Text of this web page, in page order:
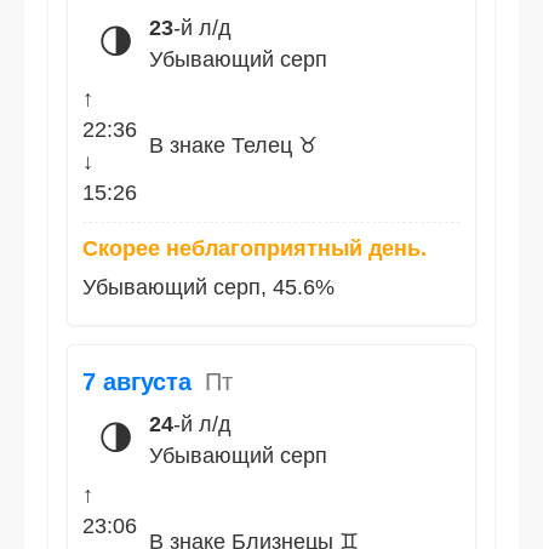
🌗 23-й л/д
Убывающий серп
↑
22:36
↓
15:26
В знаке Телец ♉
Скорее неблагоприятный день.
Убывающий серп, 45.6%
7 августа Пт
🌗 24-й л/д
Убывающий серп
↑
23:06
В знаке Близнецы ♊